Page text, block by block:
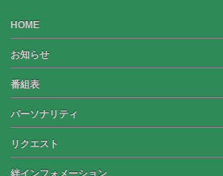
HOME
お知らせ
番組表
パーソナリティ
リクエスト
絆インフォメーション